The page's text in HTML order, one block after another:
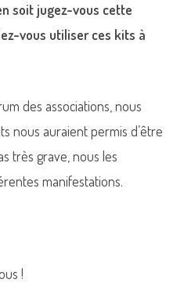
soit jugez-vous cette
vous utiliser ces kits à
des associations, nous
nous auraient permis d’être
très grave, nous les
manifestations.
!